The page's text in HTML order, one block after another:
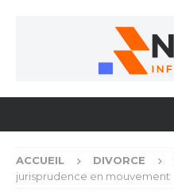
ACCUEIL DIVORCE
jurisprudence en mouvement